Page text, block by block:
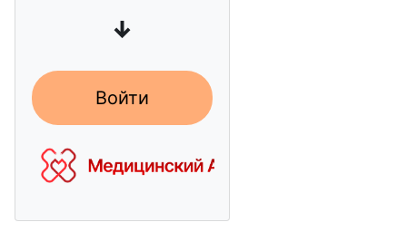
↓
Войти